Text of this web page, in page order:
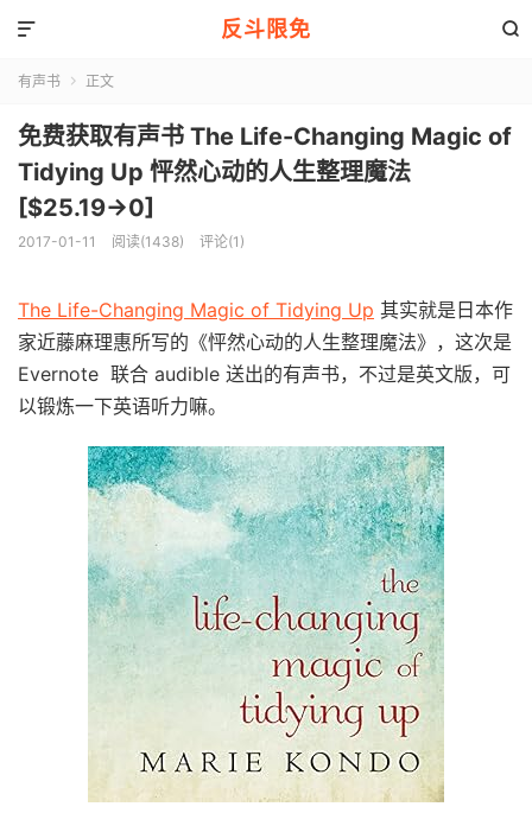
反斗限免 

有声书  正文
免费获取有声书 The Life-Changing Magic of
Tidying Up 怦然心动的人生整理魔法
[$25.19→0]
2017-01-11 阅读(1438) 评论(1)
The Life-Changing Magic of Tidying Up 其实就是日本作
家近藤麻理惠所写的《怦然心动的人生整理魔法》，这次是
Evernote 联合 audible 送出的有声书，不过是英文版，可
以锻炼一下英语听力嘛。